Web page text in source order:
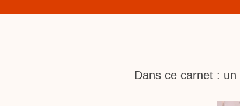
Dans ce carnet : un